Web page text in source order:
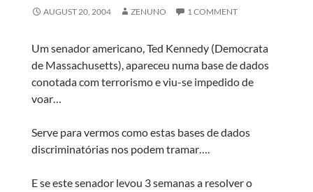
AUGUST 20, 2004 ZENUNO 1 COMMENT
Um senador americano, Ted Kennedy (Democrata
de Massachusetts), apareceu numa base de dados
conotada com terrorismo e viu-se impedido de
voar…
Serve para vermos como estas bases de dados
discriminatórias nos podem tramar….
E se este senador levou 3 semanas a resolver o